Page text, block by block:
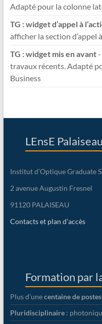
Adapté pour la colonne
TG : widget d’appel à
afficher la section d’appel
TG : widget mis en avant-
travaux récents. Adapté
Business
LEnsE Palaiseau
Institut d’Optique Graduate
2 avenue Augustin Fresnel
91120 PALAISEAU
Contacts et plan d’accès
Formation par
Plus d’unecentaine de
Pluridisciplinaire: